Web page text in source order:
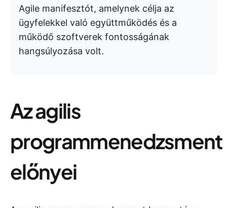
Agile manifesztót, amelynek célja az
ügyfelekkel való együttműködés és a
működő szoftverek fontosságának
hangsúlyozása volt.
Az agilis
programmenedzsment
előnyei